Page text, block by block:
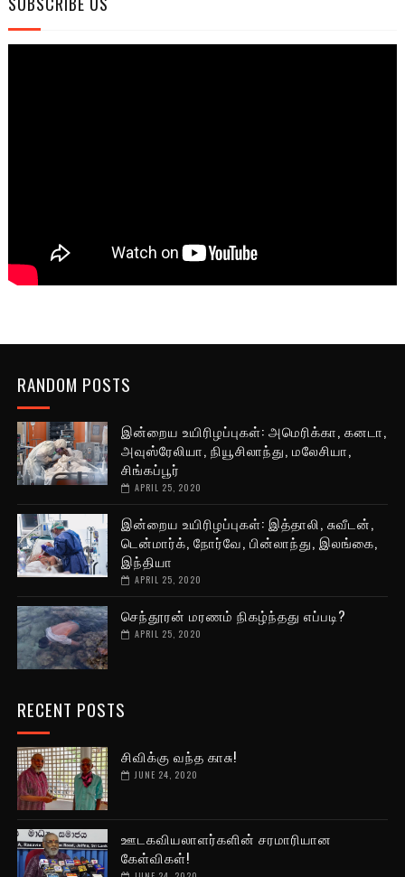
RANDOM POSTS
இன்றைய உயிரிழப்புகள்: அமெரிக்கா, கனடா,
அவுஸ்ரேலியா, நியூசிலாந்து, மலேசியா,
சிங்கப்பூர்
APRIL 25, 2020
இன்றைய உயிரிழப்புகள்: இத்தாலி, சுவீடன்,
டென்மார்க், நோர்வே, பின்லாந்து, இலங்கை,
இந்தியா
APRIL 25, 2020
செந்தூரன் மரணம் நிகழ்ந்தது எப்படி?
APRIL 25, 2020
RECENT POSTS
சிவிக்கு வந்த காசு!
JUNE 24, 2020
ஊடகவியலாளர்களின் சரமாரியான
கேள்விகள்!